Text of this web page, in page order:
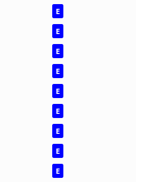
E
E
E
E
E
E
E
E
E